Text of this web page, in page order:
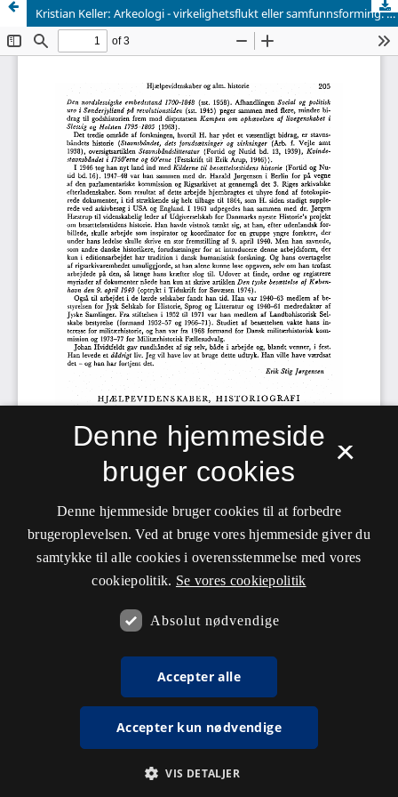
Kristian Keller: Arkeologi - virkelighetsflukt eller samfunnsforming. Oslo - Bergen - Tromsø, Universitetsforlaget, 1978. 103 s., ill. N.kr. 49,50.
×
Denne hjemmeside
bruger cookies
Denne hjemmeside bruger cookies til at forbedre
brugeroplevelsen. Ved at bruge vores hjemmeside giver du
samtykke til alle cookies i overensstemmelse med vores
cookiepolitik. Se vores cookiepolitik
Absolut nødvendige
Accepter alle
Accepter kun nødvendige
VIS DETALJER